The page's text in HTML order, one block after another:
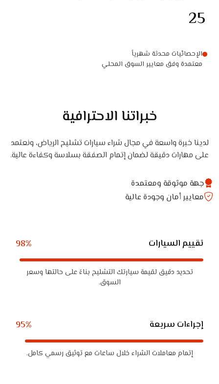
25
الإحصائيات محدثة شهرياً
معتمدة وفق معايير السوق المحلي
خبراتنا الاحترافية
لدينا خبرة واسعة في مجال شراء سيارات تشليح الرياض، ونعتمد
على مهارات دقيقة لضمان إتمام الصفقة بسلاسة وكفاءة عالية.
جهة موثوقة ومعتمدة
معايير أمان وجودة عالية
تقييم السيارات 98%
تحديد دقيق لقيمة سيارتك التشليح بناءً على حالتها وسعر
السوق.
إجراءات سريعة 95%
إتمام معاملات الشراء خلال ساعات مع توثيق رسمي كامل.